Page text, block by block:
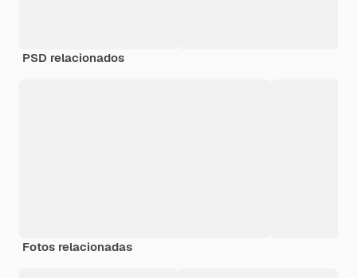
PSD relacionados
Fotos relacionadas